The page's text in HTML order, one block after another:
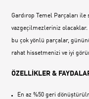
Gardırop Temel Parçaları ile
vazgeçilmezleriniz
bu çok yönlü parçalar,
rahat hissetmenizi ve iyi
ÖZELLİKLER &
En az %50 geri